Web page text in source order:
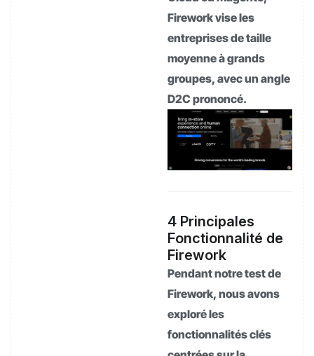
Firework vise les
entreprises de taille
moyenne à grands
groupes, avec un angle
D2C prononcé.
4 Principales
Fonctionnalité de
Firework
Pendant notre test de
Firework, nous avons
exploré les
fonctionnalités clés